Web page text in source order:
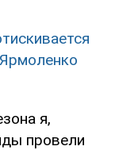
я,
провели